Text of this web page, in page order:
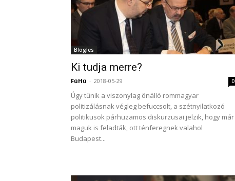
Blogles
Ki tudja merre?
FüHü - 2018-05-29 0
Úgy tűnik a viszonylag önálló rommagyar
politizálásnak végleg befuccsolt, a szétnyilatkozó
politikusok párhuzamos diskurzusai jelzik, hogy már
maguk is feladták, ott ténferegnek valahol
Budapest...